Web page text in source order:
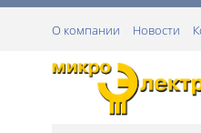
О компании Новости